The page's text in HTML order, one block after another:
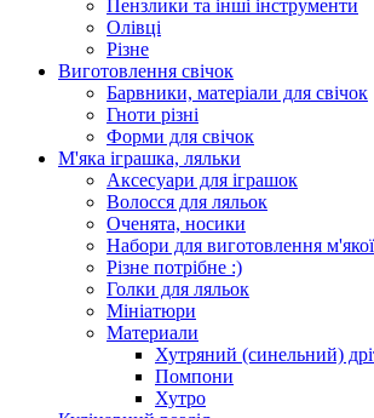
Пензлики та інші інструменти
Олівці
Різне
Виготовлення свічок
Барвники, матеріали для свічок
Гноти різні
Форми для свічок
М'яка іграшка, ляльки
Аксесуари для іграшок
Волосся для ляльок
Оченята, носики
Набори для виготовлення
Різне потрібне :)
Голки для ляльок
Мініатюри
Материали
Хутряний (синельний)
Помпони
Хутро